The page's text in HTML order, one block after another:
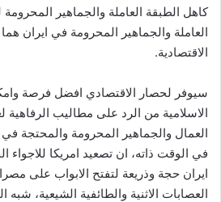
كاهل الطبقة العاملة والجماهير
العاملة والجماهير المحرومة في ايران
الاقتصادية.
سيوفر لحصار الاقتصادي افضل فرصة
الاسلامية من الرد على مطاليب الرفاهية
العمال والجماهير المحرومة والمحتجة
في الوقت ذاته، ان تصعيد امريكا للاجواء
ايران حجة وذريعة لتفتح الابواب على
العصابات الاثنية والطائفية الشيعية، شبه